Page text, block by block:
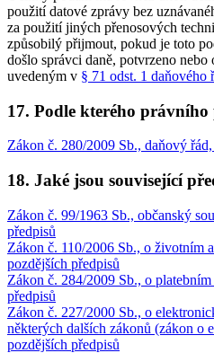
použití datové zprávy bez
za použití jiných přenosových
způsobilý přijmout, pokud je toto
došlo správci daně, potvrzeno nebo
uvedeným v § 71 odst. 1 daňového
17. Podle kterého právního
Zákon č. 280/2009 Sb., daňový
18. Jaké jsou související
Zákon č. 99/1963 Sb., občanský
předpisů
Zákon č. 110/2006 Sb., o životním
pozdějších předpisů
Zákon č. 284/2009 Sb., o
předpisů
Zákon č. 227/2000 Sb., o
některých dalších zákonů (zákon o
pozdějších předpisů